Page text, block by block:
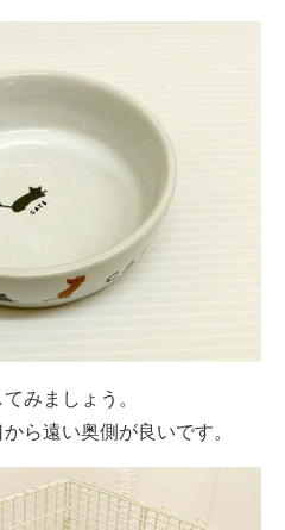
みましょう。
ら遠い奥側が良いです。